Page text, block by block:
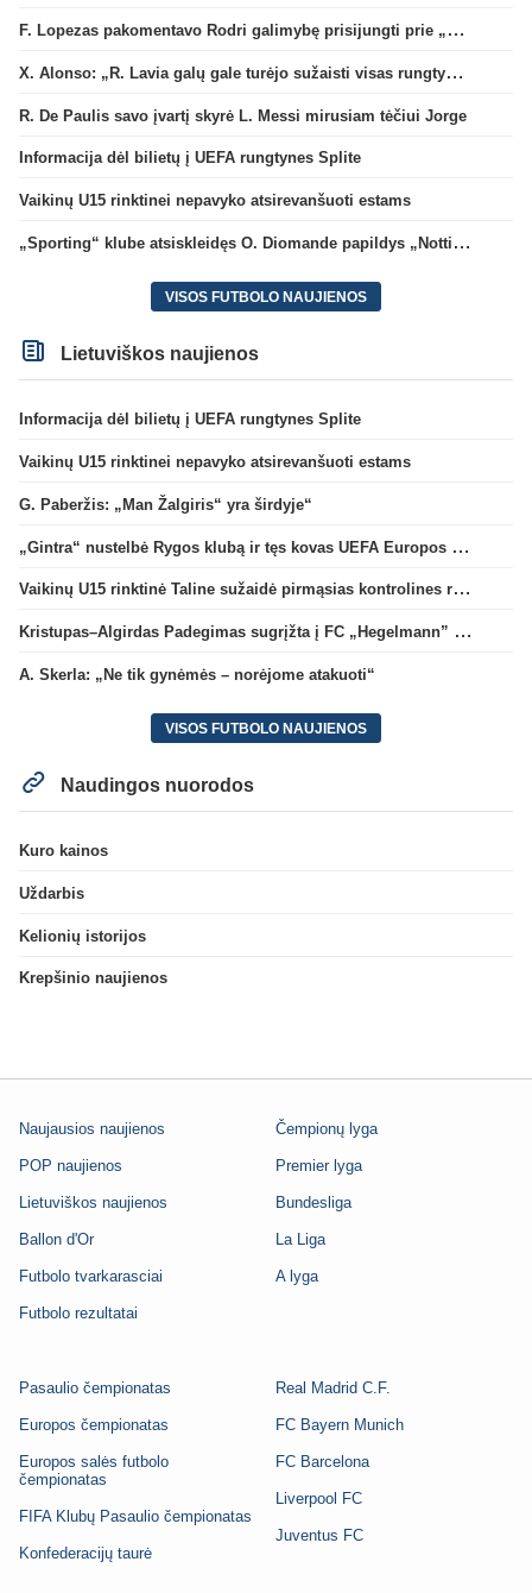
F. Lopezas pakomentavo Rodri galimybę prisijungti prie „Barcelona“ ekipos
X. Alonso: „R. Lavia galų gale turėjo sužaisti visas rungtynes“
R. De Paulis savo įvartį skyrė L. Messi mirusiam tėčiui Jorge
Informacija dėl bilietų į UEFA rungtynes Splite
Vaikinų U15 rinktinei nepavyko atsirevanšuoti estams
„Sporting“ klube atsiskleidęs O. Diomande papildys „Nottingham“ gretas
VISOS FUTBOLO NAUJIENOS
Lietuviškos naujienos
Informacija dėl bilietų į UEFA rungtynes Splite
Vaikinų U15 rinktinei nepavyko atsirevanšuoti estams
G. Paberžis: „Man Žalgiris“ yra širdyje“
„Gintra“ nustelbė Rygos klubą ir tęs kovas UEFA Europos taurės atrankoje
Vaikinų U15 rinktinė Taline sužaidė pirmąsias kontrolines rungtynes
Kristupas–Algirdas Padegimas sugrįžta į FC „Hegelmann” B sudėtį
A. Skerla: „Ne tik gynėmės – norėjome atakuoti“
VISOS FUTBOLO NAUJIENOS
Naudingos nuorodos
Kuro kainos
Uždarbis
Kelionių istorijos
Krepšinio naujienos
Naujausios naujienos
POP naujienos
Lietuviškos naujienos
Ballon d'Or
Futbolo tvarkarasciai
Futbolo rezultatai
Čempionų lyga
Premier lyga
Bundesliga
La Liga
A lyga
Pasaulio čempionatas
Europos čempionatas
Europos salės futbolo
čempionatas
FIFA Klubų Pasaulio čempionatas
Konfederacijų taurė
Real Madrid C.F.
FC Bayern Munich
FC Barcelona
Liverpool FC
Juventus FC